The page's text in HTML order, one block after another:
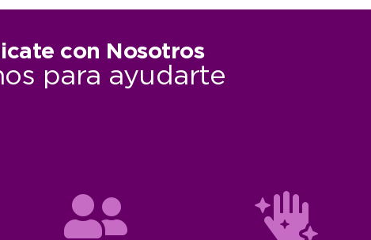
con Nosotros
para ayudarte